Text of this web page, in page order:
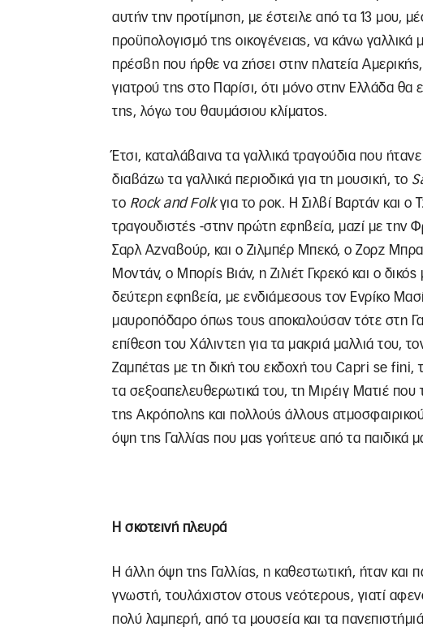
αυτήν την προτίμηση, με έστειλε από τα 13 μου,
προϋπολογισμό της οικογένειας, να κάνω
πρέσβη που ήρθε να ζήσει στην πλατεία
γιατρού της στο Παρίσι, ότι μόνο στην Ελλάδα θα
της, λόγω του θαυμάσιου κλίματος.
Έτσι, καταλάβαινα τα γαλλικά τραγούδια που
διαβάζω τα γαλλικά περιοδικά για τη μουσική, το
το Rock and Folkγια το ροκ. Η Σιλβί Βαρτάν και ο
τραγουδιστές -στην πρώτη εφηβεία, μαζί με την
Σαρλ Αζναβούρ, και ο Ζιλμπέρ Μπεκό, ο Ζορζ
Μοντάν, ο Μπορίς Βιάν, η Ζιλιέτ Γκρεκό και ο
δεύτερη εφηβεία, με ενδιάμεσους τον Ενρίκο
μαυροπόδαρο όπως τους αποκαλούσαν τότε στη
επίθεση του Χάλιντεη για τα μακριά μαλλιά του,
Ζαμπέτας με τη δική του εκδοχή του Capri se
τα σεξοαπελευθερωτικά του, τη Μιρέιγ Ματιέ
της Ακρόπολης και πολλούς άλλους
όψη της Γαλλίας που μας γοήτευε από τα παιδικά
Η σκοτεινή πλευρά
Η άλλη όψη της Γαλλίας, η καθεστωτική, ήταν και
γνωστή, τουλάχιστον στους νεότερους, γιατί
πολύ λαμπερή, από τα μουσεία και τα